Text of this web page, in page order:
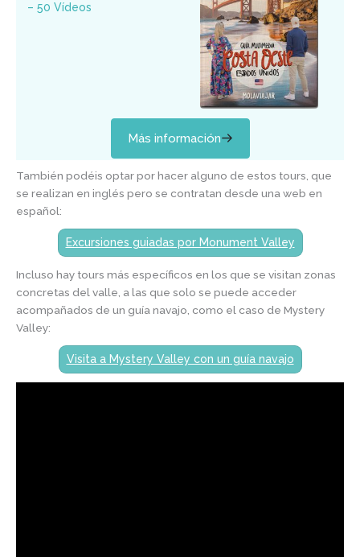
– 50 Vídeos
Más información
También podéis optar por hacer alguno de estos tours, que
se realizan en inglés pero se contratan desde una web en
español:
Excursiones guiadas por Monument Valley
Incluso hay tours más específicos en los que se visitan zonas
concretas del valle, a las que solo se puede acceder
acompañados de un guía navajo, como el caso de Mystery
Valley:
Visita a Mystery Valley con un guía navajo